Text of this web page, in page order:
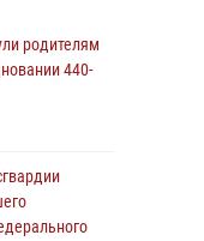
и
огонь
родителям
440-